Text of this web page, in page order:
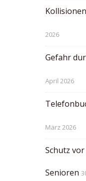
2026
Gefahr
April 2026
März 2026
Schutz
Senioren